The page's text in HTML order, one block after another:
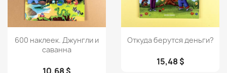
Просмотр
600 наклеек. Джунгли и
саванна
Просмотр
Откуда берутся деньги?
15,48 $